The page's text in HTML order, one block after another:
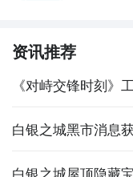
资讯推荐
《对峙交锋时刻》
白银之城黑市消息
白银之城屋顶隐藏